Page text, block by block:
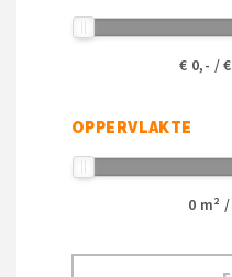
€ 0,- / €
OPPERVLAKTE
0 m² /